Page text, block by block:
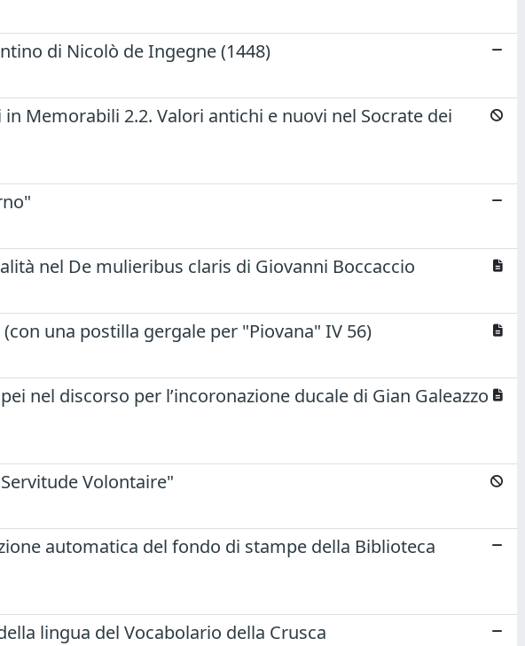
di Nicolò de Ingegne (1448)
Memorabili 2.2. Valori antichi e nuovi nel Socrate dei
nel De mulieribus claris di Giovanni Boccaccio
una postilla gergale per "Piovana" IV 56)
nel discorso per l’incoronazione ducale di Gian Galeazzo
Volontaire"
automatica del fondo di stampe della Biblioteca
lingua del Vocabolario della Crusca